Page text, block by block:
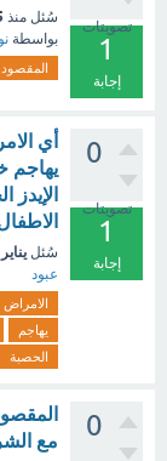
تصويتات
1
إجابة
سُئل منذ 5
بواسطة
المقصود
0
تصويتات
1
إجابة
أي
الإيدز
الاطفال (1.5 نقطة) -
سُئل يناير 5
عبود
الامراض
يهاجم
الحصبة
0
مع